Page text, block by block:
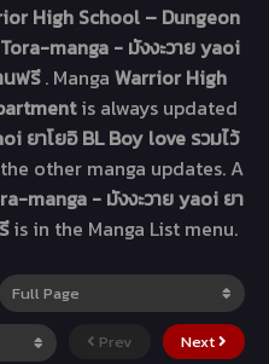
High School – Dungeon
Tora-manga - มังงะวาย yaoi
นฟรี. Manga Warrior High
is always updated
ยาโยอิ BL Boy love รวมไว้
other manga updates. A
manga - มังงะวาย yaoi ยา
is in the Manga List menu.
Prev Next